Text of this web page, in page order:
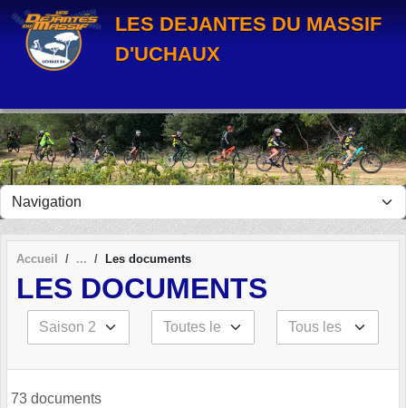
LES DEJANTES DU MASSIF
D'UCHAUX
Accueil Les documents
LES DOCUMENTS
73 documents
Panneau de gestion des cookies